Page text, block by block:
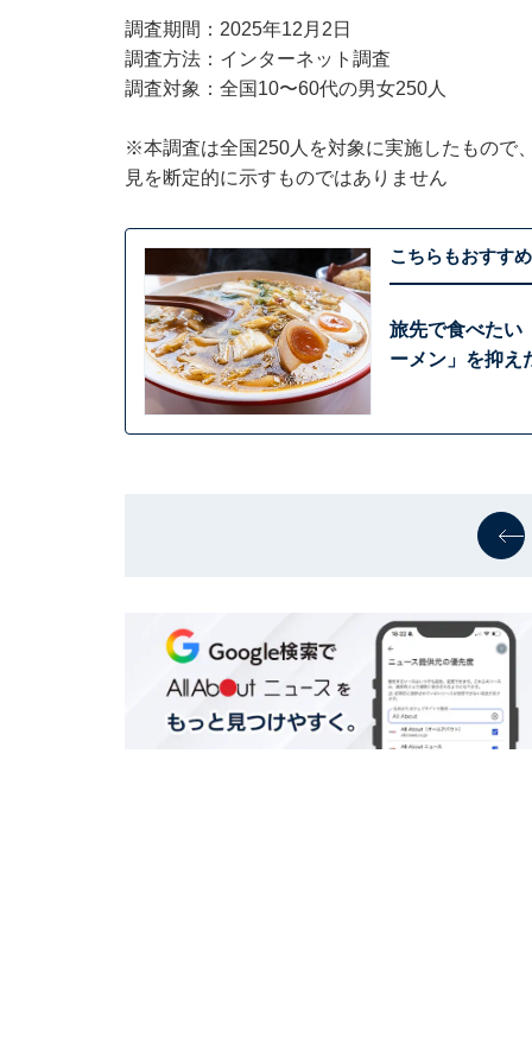
調査期間：2025年12月2日
調査方法：インターネット調査
調査対象：全国10〜60代の男女250人
※本調査は全国250人を対象に実施したもので
見を断定的に示すものではありません
こちらもおすすめ
旅先で食べたい
ーメン」を抑え